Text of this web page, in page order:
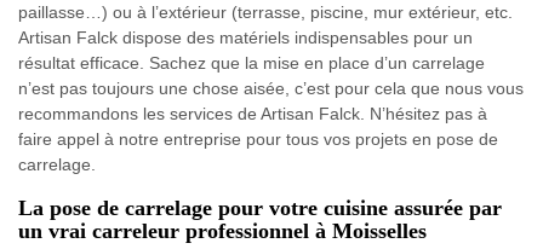
paillasse…) ou à l’extérieur (terrasse, piscine, mur extérieur, etc.
Artisan Falck dispose des matériels indispensables pour un
résultat efficace. Sachez que la mise en place d’un carrelage
n’est pas toujours une chose aisée, c’est pour cela que nous vous
recommandons les services de Artisan Falck. N’hésitez pas à
faire appel à notre entreprise pour tous vos projets en pose de
carrelage.
La pose de carrelage pour votre cuisine assurée par
un vrai carreleur professionnel à Moisselles